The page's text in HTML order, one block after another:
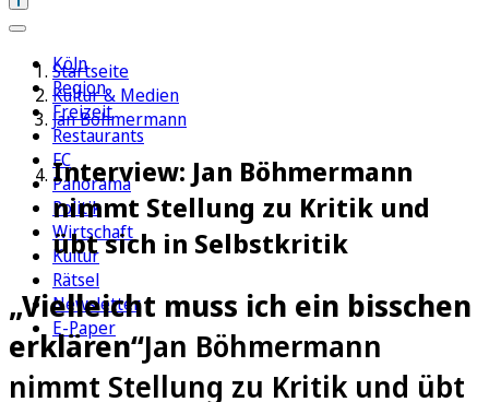
Köln
Region
Freizeit
Restaurants
FC
Panorama
Politik
Wirtschaft
Kultur
Rätsel
Newsletter
E-Paper
Startseite
Kultur & Medien
Jan Böhmermann
Interview: Jan Böhmermann
nimmt Stellung zu Kritik und
übt sich in Selbstkritik
„Vielleicht muss ich ein bisschen
erklären“Jan Böhmermann
nimmt Stellung zu Kritik und übt